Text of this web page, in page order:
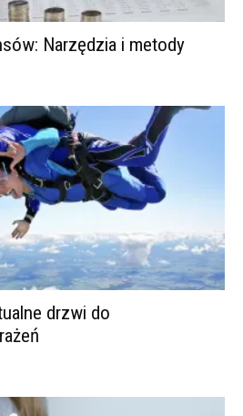
Narzędzia i metody
drzwi do